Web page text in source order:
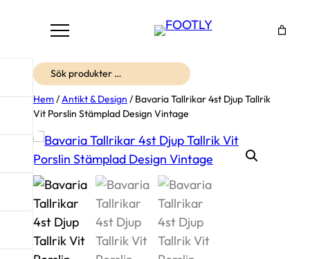
Sök
Hem / Antikt & Design / Bavaria Tallrikar 4st Djup Tallrik
Vit Porslin Stämplad Design Vintage